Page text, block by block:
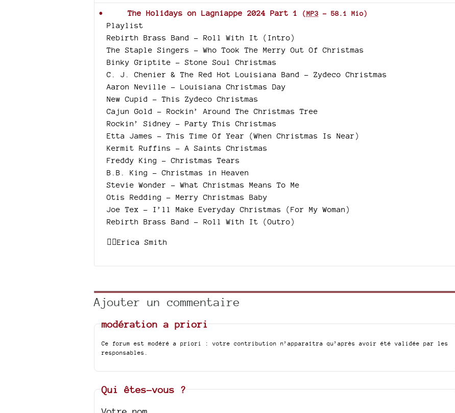
The Holidays on Lagniappe 2024 Part 1 (MP3 - 58.1 Mio)
Playlist
Rebirth Brass Band - Roll With It (Intro)
The Staple Singers - Who Took The Merry Out Of Christmas
Binky Griptite - Stone Soul Christmas
C. J. Chenier & The Red Hot Louisiana Band - Zydeco Christmas
Aaron Neville - Louisiana Christmas Day
New Cupid - This Zydeco Christmas
Cajun Gold - Rockin’ Around The Christmas Tree
Rockin’ Sidney - Party This Christmas
Etta James - This Time Of Year (When Christmas Is Near)
Kermit Ruffins - A Saints Christmas
Freddy King - Christmas Tears
B.B. King - Christmas in Heaven
Stevie Wonder - What Christmas Means To Me
Otis Redding - Merry Christmas Baby
Joe Tex - I’ll Make Everyday Christmas (For My Woman)
Rebirth Brass Band - Roll With It (Outro)
❤️‍🔥Erica Smith
Ajouter un commentaire
modération a priori
Ce forum est modéré a priori : votre contribution n’apparaîtra qu’après avoir été validée par les
responsables.
Qui êtes-vous ?